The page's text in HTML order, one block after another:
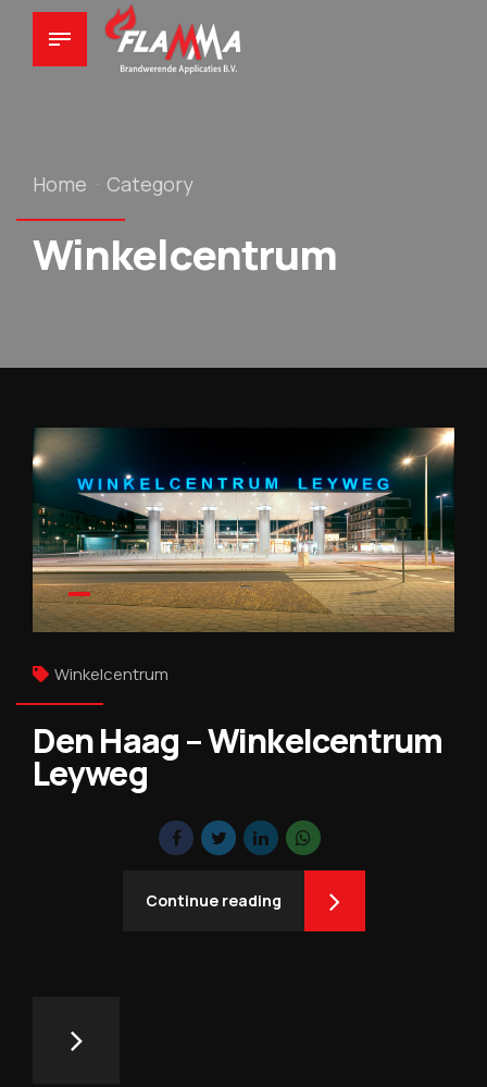
Home Category
Winkelcentrum
Winkelcentrum
Den Haag – Winkelcentrum
Leyweg
Continue reading